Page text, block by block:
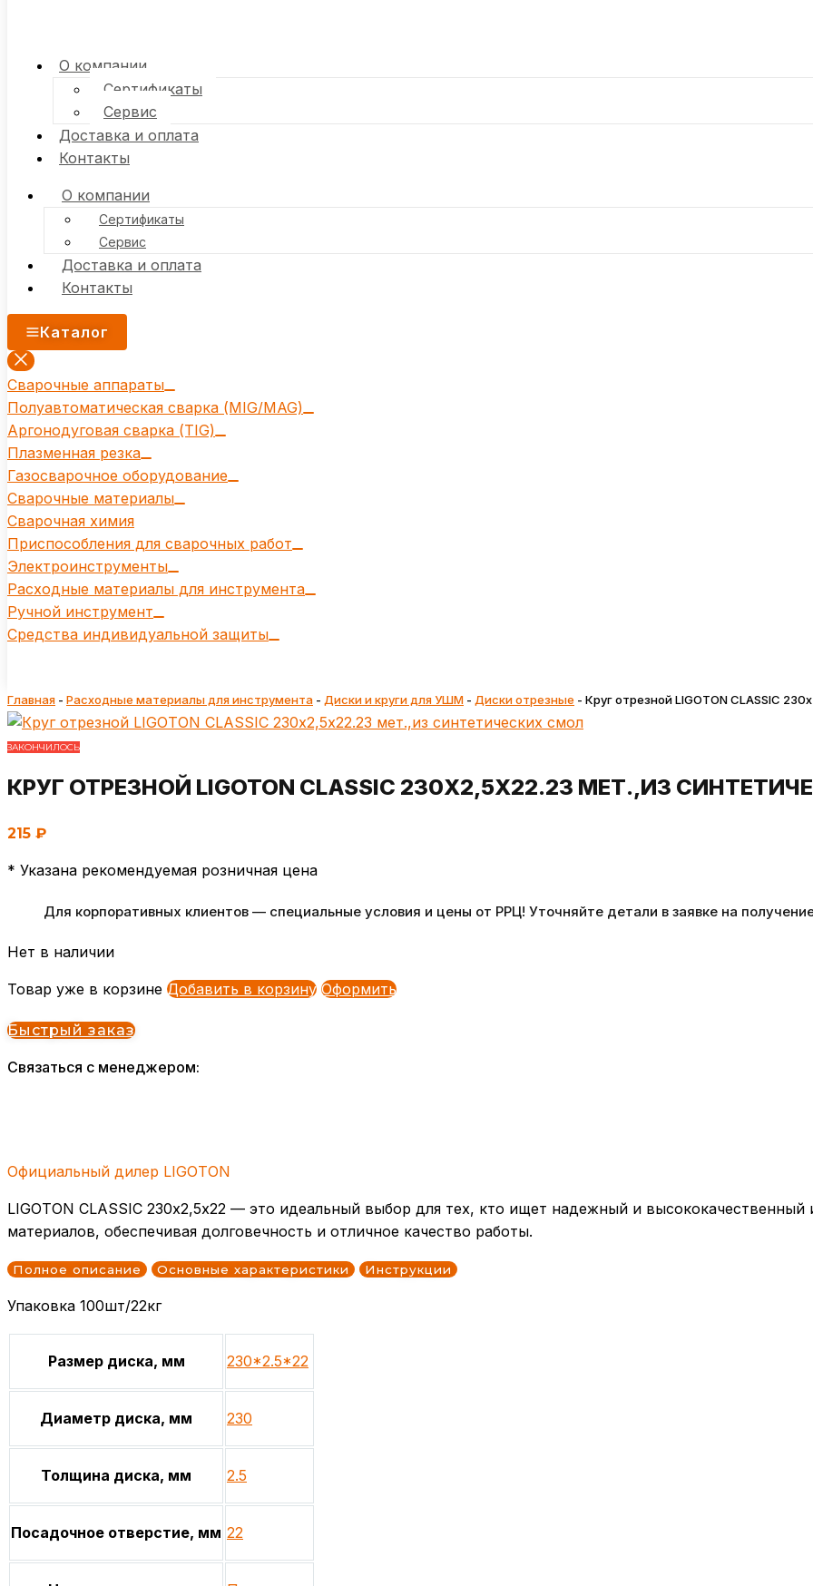
О компании
Сертификаты
Сервис
Доставка и оплата
Контакты
О компании
Сертификаты
Сервис
Доставка и оплата
Контакты
Каталог
Сварочные аппараты
Полуавтоматическая сварка (MIG/MAG)
Аргонодуговая сварка (TIG)
Плазменная резка
Газосварочное оборудование
Сварочные материалы
Сварочная химия
Приспособления для сварочных работ
Электроинструменты
Расходные материалы для инструмента
Ручной инструмент
Средства индивидуальной защиты
Главная - Расходные материалы для инструмента - Диски и круги для УШМ - Диски отрезные - Круг отрезной LIGOTON CLASSIC
ЗАКОНЧИЛОСЬ
КРУГ ОТРЕЗНОЙ LIGOTON CLASSIC 230Х2,5Х22.23 МЕТ.,ИЗ
215 ₽
* Указана рекомендуемая розничная цена
Для корпоративных клиентов — специальные условия и цены от РРЦ! Уточняйте детали в заявке на
Нет в наличии
Товар уже в корзине Добавить в корзину Оформить
Быстрый заказ
Связаться с менеджером:
Официальный дилер LIGOTON
LIGOTON CLASSIC 230х2,5х22 — это идеальный выбор для тех, кто ищет надежный и высококачественный
материалов, обеспечивая долговечность и отличное качество работы.
Полное описание Основные характеристики Инструкции
Упаковка 100шт/22кг
Размер диска, мм 230*2.5*22
Диаметр диска, мм 230
Толщина диска, мм 2.5
Посадочное отверстие, мм 22